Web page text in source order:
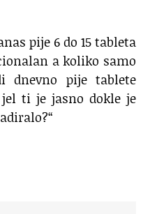
pije 6 do 15 tableta
a koliko samo
dnevno pije tablete
ti je jasno dokle je